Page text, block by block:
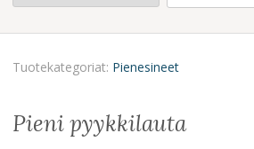
Tuotekategoriat: Pienesineet
pieni pyykkilauta